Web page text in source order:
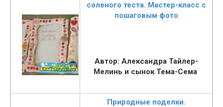
соленого теста. Мастер-класс с
пошаговым фото
Автор: Александра Тайлер-
Мелинь и сынок Тема-Сема
Природные поделки.